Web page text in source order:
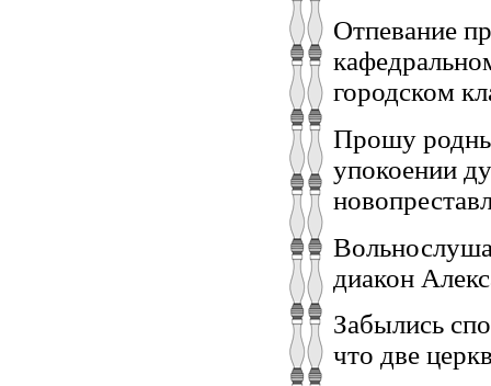
Отпевание
городском
Прошу
упокоении
диакон
Забылись
что две